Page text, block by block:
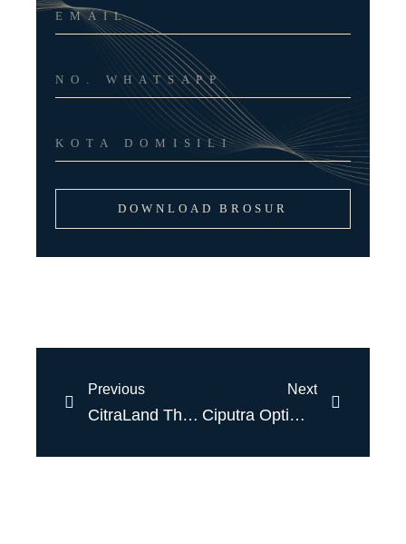
DOWNLOAD BROSUR
Previous
CitraLand The GreenLake Surabaya Kenalkan Produk Baru Cluster Phase 3 dengan V-Series Type
Next
Ciputra Optimistis Insentif dan Bunga Rendah Kerek Bisnis Properti